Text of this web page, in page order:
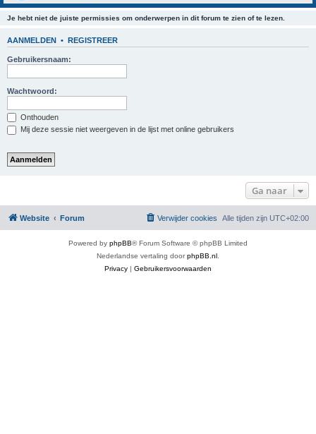
Je hebt niet de juiste permissies om onderwerpen in dit forum te zien of te lezen.
AANMELDEN • REGISTREER
Gebruikersnaam:
Wachtwoord:
Onthouden
Mij deze sessie niet weergeven in de lijst met online gebruikers
Ga naar
Website Forum Alle tijden zijn UTC+02:00
Verwijder cookies
Powered by phpBB® Forum Software © phpBB Limited
Nederlandse vertaling doorphpBB.nl
Privacy | Gebruikersvoorwaarden